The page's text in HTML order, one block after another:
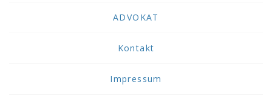
ADVOKAT
Kontakt
Impressum